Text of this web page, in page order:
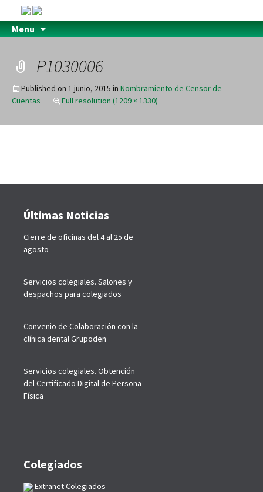
Menu
P1030006
Published on 1 junio, 2015 in Nombramiento de Censor de
Cuentas
Full resolution (1209 × 1330)
Últimas Noticias
Cierre de oficinas del 4 al 25 de
agosto
Servicios colegiales. Salones y
despachos para colegiados
Convenio de Colaboración con la
clínica dental Grupoden
Servicios colegiales. Obtención
del Certificado Digital de Persona
Física
Colegiados
Extranet Colegiados